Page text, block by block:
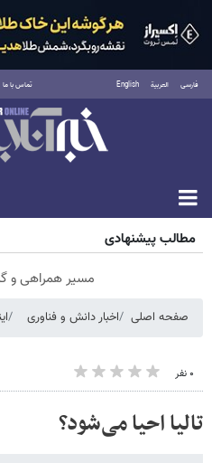
فارسی العربية English تماس با ما
پنجشنبه ۱۵ مرداد ۱۴۰۵
مطالب پیشنهادی
مسیر همراهی و
صفحه اصلی اخبار دانش و فناوری
۰ نفر
تالیا احیا می‌شود؟